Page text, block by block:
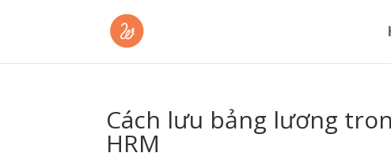
Cách lưu bảng lương
HRM